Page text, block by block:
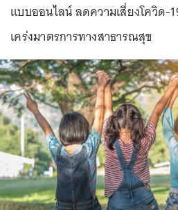
แบบออนไลน์ ลดความเสี่ยงโควิด
เคร่งมาตรการทางสาธารณสุข